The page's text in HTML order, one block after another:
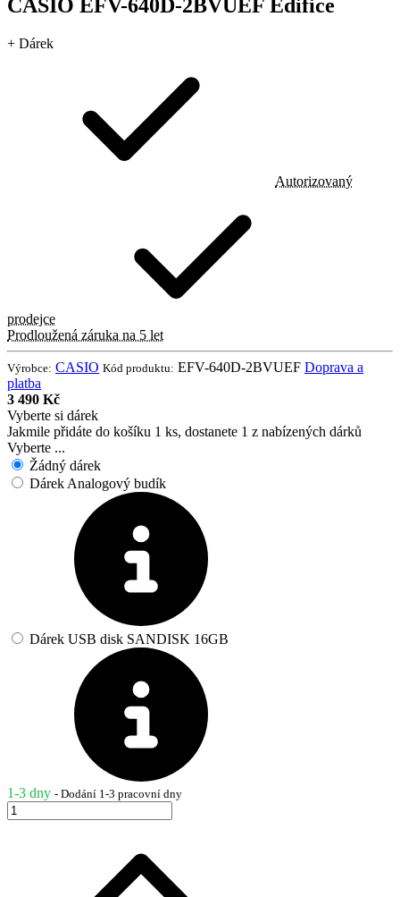
CASIO EFV-640D-2BVUEF Edifice
+ Dárek
Autorizovaný
prodejce
Prodloužená záruka na 5 let
Výrobce: CASIO Kód produktu: EFV-640D-2BVUEF Doprava a
platba
3 490 Kč
Vyberte si dárek
Jakmile přidáte do košíku 1 ks, dostanete 1 z nabízených dárků
Vyberte ...
Žádný dárek
Dárek Analogový budík
Dárek USB disk SANDISK 16GB
1-3 dny - Dodání 1-3 pracovní dny